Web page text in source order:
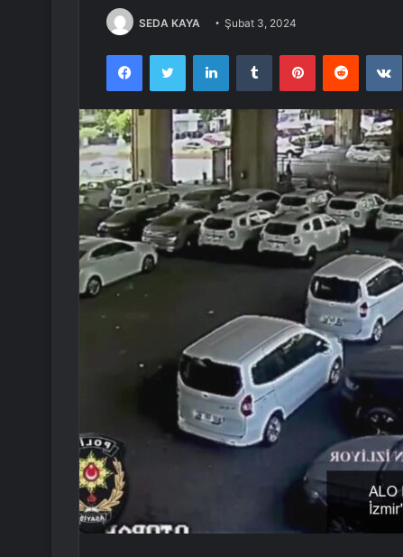
SEDA KAYA Şubat 3, 2024
FacebookTwitter LinkedInTumblr PinterestReddit